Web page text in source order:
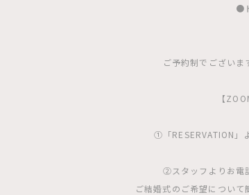
●
ご予約制でござい
【
①「RESERVATION」
②スタッフよりお電
ご結婚式のご希望について